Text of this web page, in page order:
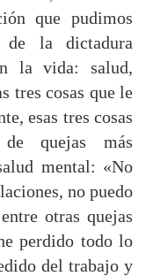
que pudimos
de la dictadura
la vida: salud,
tres cosas que le
esas tres cosas
quejas más
mental: «No
no puedo
otras quejas
perdido todo lo
del trabajo y